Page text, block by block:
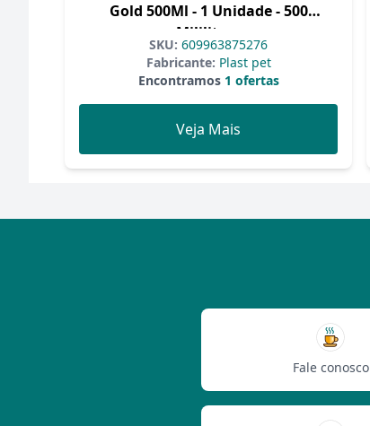
Gold 500Ml - 1 Unidade - 500
Mililitros
SKU: 609963875276
Fabricante: Plast pet
Encontramos1 ofertas
Veja Mais
Fale conosco